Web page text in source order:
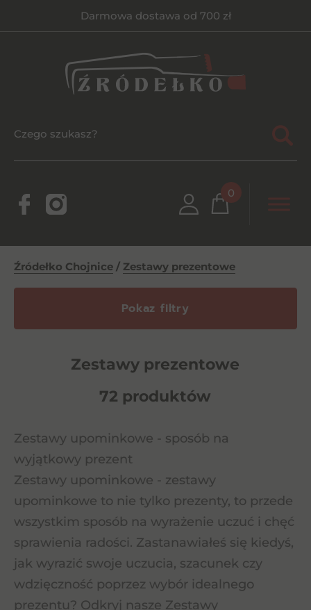
Darmowa dostawa od 700 zł
0
Źródełko Chojnice / Zestawy prezentowe
Pokaz filtry
Zestawy prezentowe
72 produktów
Zestawy upominkowe - sposób na
wyjątkowy prezent
Zestawy upominkowe - zestawy
upominkowe to nie tylko prezenty, to przede
wszystkim sposób na wyrażenie uczuć i chęć
sprawienia radości. Zastanawiałeś się kiedyś,
jak wyrazić swoje uczucia, szacunek czy
wdzięczność poprzez wybór idealnego
prezentu? Odkryj nasze Zestawy